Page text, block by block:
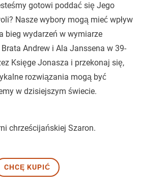
gotowi poddać się Jego
Nasze wybory mogą mieć wpływ
bieg wydarzeń w wymiarze
Andrew i Ala Janssena w 39-
Księge Jonasza i przekonaj się,
rozwiązania mogą być
w dzisiejszym świecie.
chrześcijańskiej Szaron.
CHCĘ KUPIĆ